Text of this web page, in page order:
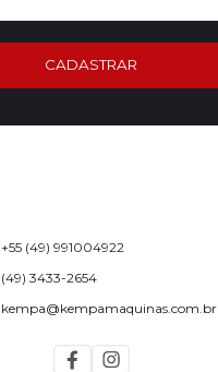
CADASTRAR
+55 (49) 991004922
(49) 3433-2654
kempa@kempamaquinas.com.br